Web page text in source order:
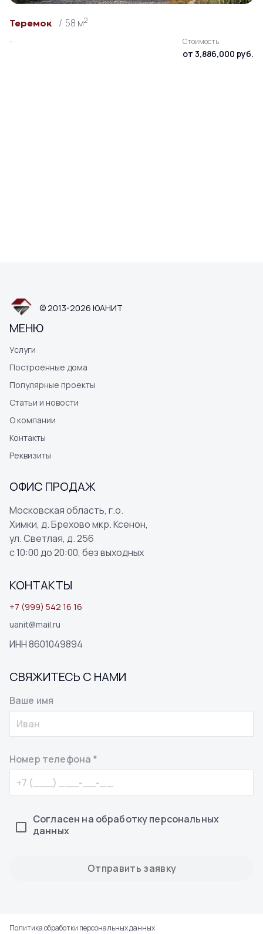
Теремок 58 м2
- Стоимость
от 3,886,000 руб.
© 2013-2026 ЮАНИТ
МЕНЮ
Услуги
Построенные дома
Популярные проекты
Статьи и новости
О компании
Контакты
Реквизиты
ОФИС ПРОДАЖ
Московская область, г.о.
Химки, д. Брехово мкр. Ксенон,
ул. Светлая, д. 256
с 10:00 до 20:00, без выходных
КОНТАКТЫ
+7 (999) 542 16 16
uanit@mail.ru
ИНН 8601049894
СВЯЖИТЕСЬ С НАМИ
Ваше имя
Номер телефона *
Согласен на обработку персональных
данных
Отправить заявку
Политика обработки персональных данных